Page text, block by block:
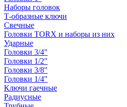
Наборы головок
Т-образные ключи
Свечные
Головки TORX и наборы из них
Ударные
Головки 3/4"
Головки 1/2"
Головки 3/8"
Головки 1/4"
Ключи гаечные
Радиусные